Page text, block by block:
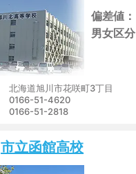
偏差値
男女区分
北海道旭川市花咲町3丁目
0166-51-4620
0166-51-2818
市立函館高校